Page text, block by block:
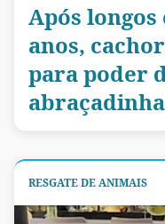
Após
anos,
para poder
RESGATE DE ANIMAIS